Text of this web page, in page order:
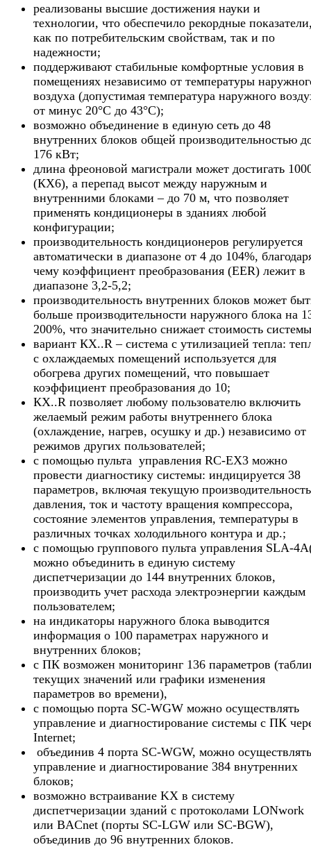
реализованы высшие достижения науки и
технологии, что обеспечило рекордные
как по потребительским свойствам, так и по
надежности;
поддерживают стабильные комфортные условия в
помещениях независимо от температуры
воздуха (допустимая температура наружного
от минус 20°С до 43°С);
возможно объединение в единую сеть до 48
внутренних блоков общей производительностью
176 кВт;
длина фреоновой магистрали может достигать
(КХ6), а перепад высот между наружным и
внутренними блоками – до 70 м, что позволяет
применять кондиционеры в зданиях любой
конфигурации;
производительность кондиционеров регулируется
автоматически в диапазоне от 4 до 104%,
чему коэффициент преобразования (EER) лежит в
диапазоне 3,2-5,2;
производительность внутренних блоков может
больше производительности наружного блока на
200%, что значительно снижает стоимость
вариант КХ..R – система с утилизацией тепла:
с охлаждаемых помещений используется для
обогрева других помещений, что повышает
коэффициент преобразования до 10;
КХ..R позволяет любому пользователю включить
желаемый режим работы внутреннего блока
(охлаждение, нагрев, осушку и др.) независимо от
режимов других пользователей;
с помощью пульта управления RC-EX3 можно
провести диагностику системы: индицируется 38
параметров, включая текущую
давления, ток и частоту вращения компрессора,
состояние элементов управления, температуры в
различных точках холодильного контура и др.;
с помощью группового пульта управления SLA-
можно объединить в единую систему
диспетчеризации до 144 внутренних блоков,
производить учет расхода электроэнергии каждым
пользователем;
на индикаторы наружного блока выводится
информация о 100 параметрах наружного и
внутренних блоков;
с ПК возможен мониторинг 136 параметров
текущих значений или графики изменения
параметров во времени),
с помощью порта SC-WGW можно осуществлять
управление и диагностирование системы с ПК
Internet;
объединив 4 порта SC-WGW, можно осуществлять
управление и диагностирование 384 внутренних
блоков;
возможно встраивание KX в систему
диспетчеризации зданий с протоколами LONwork
или BACnet (порты SC-LGW или SC-BGW),
объединив до 96 внутренних блоков.